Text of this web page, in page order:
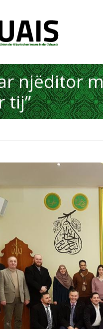
njëditor
tij”